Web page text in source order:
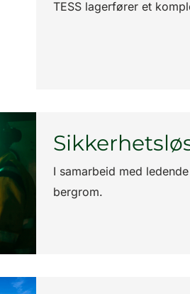
TESS lagerfører et
I samarbeid med
bergrom.